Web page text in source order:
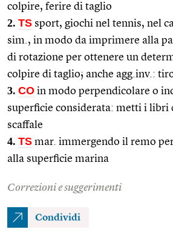
colpire, ferire di taglio
2. TS sport, giochi nel tennis, nel
sim. , in modo da imprimere alla
di rotazione per ottenere un
colpire di taglio; anche agg. inv.:
3. CO in modo perpendicolare o
superficie considerata: metti i libri
scaffale
4. TS mar. immergendo il remo
alla superficie marina
Correzioni e suggerimenti
Condividi